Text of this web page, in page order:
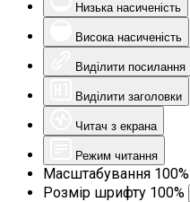
Низька насиченість
Висока насиченість
Виділити посилання
Виділити заголовки
Читач з екрана
Режим читання
Масштабування 100%
Розмір шрифту 100%